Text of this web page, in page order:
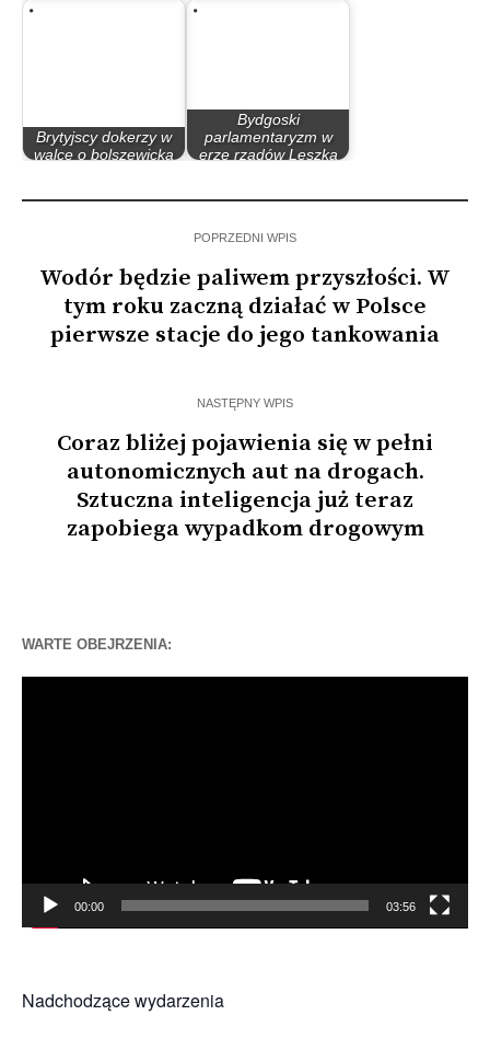
Brytyjscy dokerzy w
walce o bolszewicką
Bydgoski
parlamentaryzm w
erze rządów Leszka
POPRZEDNI WPIS
Wodór będzie paliwem przyszłości. W
tym roku zaczną działać w Polsce
pierwsze stacje do jego tankowania
NASTĘPNY WPIS
Coraz bliżej pojawienia się w pełni
autonomicznych aut na drogach.
Sztuczna inteligencja już teraz
zapobiega wypadkom drogowym
WARTE OBEJRZENIA:
00:00 03:56
Nadchodzące wydarzenia